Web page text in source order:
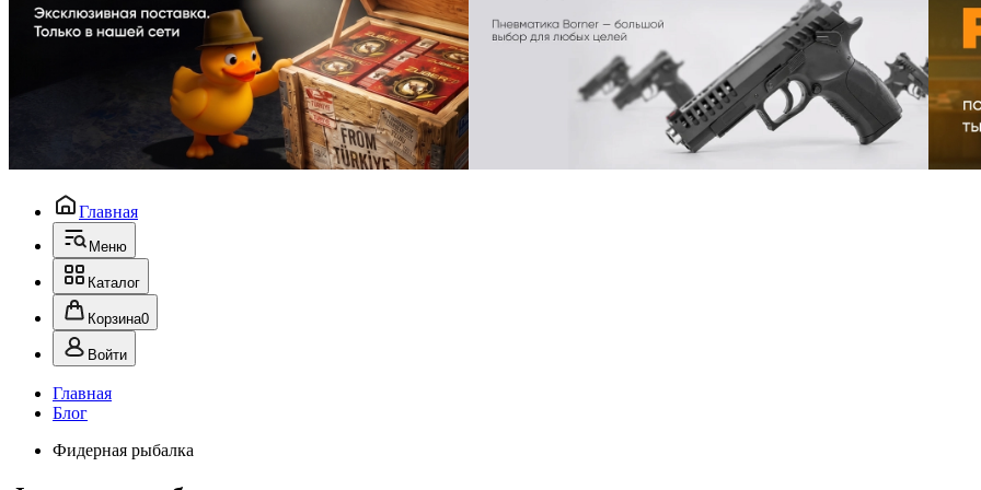
Главная
Меню
Каталог
Корзина0
Войти
Главная
Блог
Фидерная рыбалка